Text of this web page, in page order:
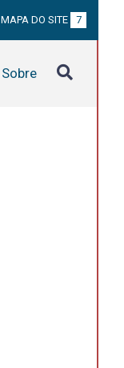
MAPA DO SITE 7
Sobre